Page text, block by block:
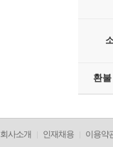
환
회사소개 인재채용 이용약